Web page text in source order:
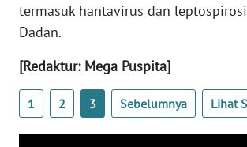
termasuk hantavirus dan
Dadan.
[Redaktur: Mega Puspita]
1 2 3 Sebelumnya Lihat
TENTANG
KAMI
MEDIA
SIBER